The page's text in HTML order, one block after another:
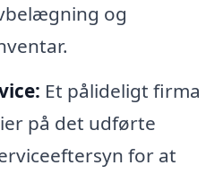
og
Et pålideligt firma
på det udførte
for at